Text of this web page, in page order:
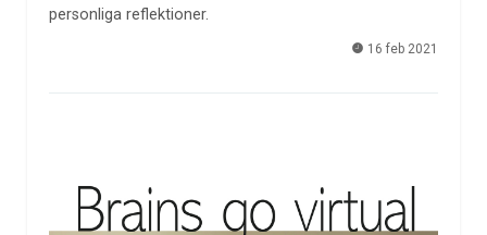
personliga reflektioner.
16 feb 2021